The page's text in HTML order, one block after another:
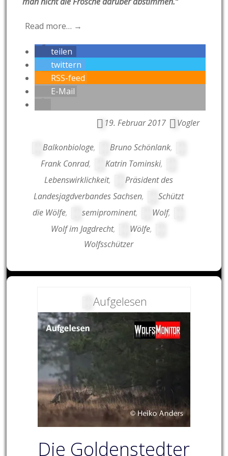
Read more… →
teilen
twittern
RSS-feed
E-Mail
19. Februar 2017 Vogler
Balkonbiologe, Bruno Schönlank,
Frank Conrad, Katrin Tominski,
Lebenswirklichkeit,
Präsident des
Landesjagdverbandes Sachsen,
Schützt
die Wölfe, semiprominent, Wolf,
Wolf im Jagdrecht, Wölfe,
Wolfsschützer
Aufgelesen
Die Goldenstedter